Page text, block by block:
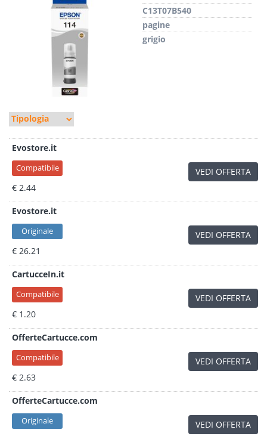
C13T07B540
pagine
grigio
Evostore.it
Compatibile
€ 2.44
VEDI OFFERTA
Evostore.it
Originale
€ 26.21
VEDI OFFERTA
CartucceIn.it
Compatibile
€ 1.20
VEDI OFFERTA
OfferteCartucce.com
Compatibile
€ 2.63
VEDI OFFERTA
OfferteCartucce.com
Originale VEDI OFFERTA